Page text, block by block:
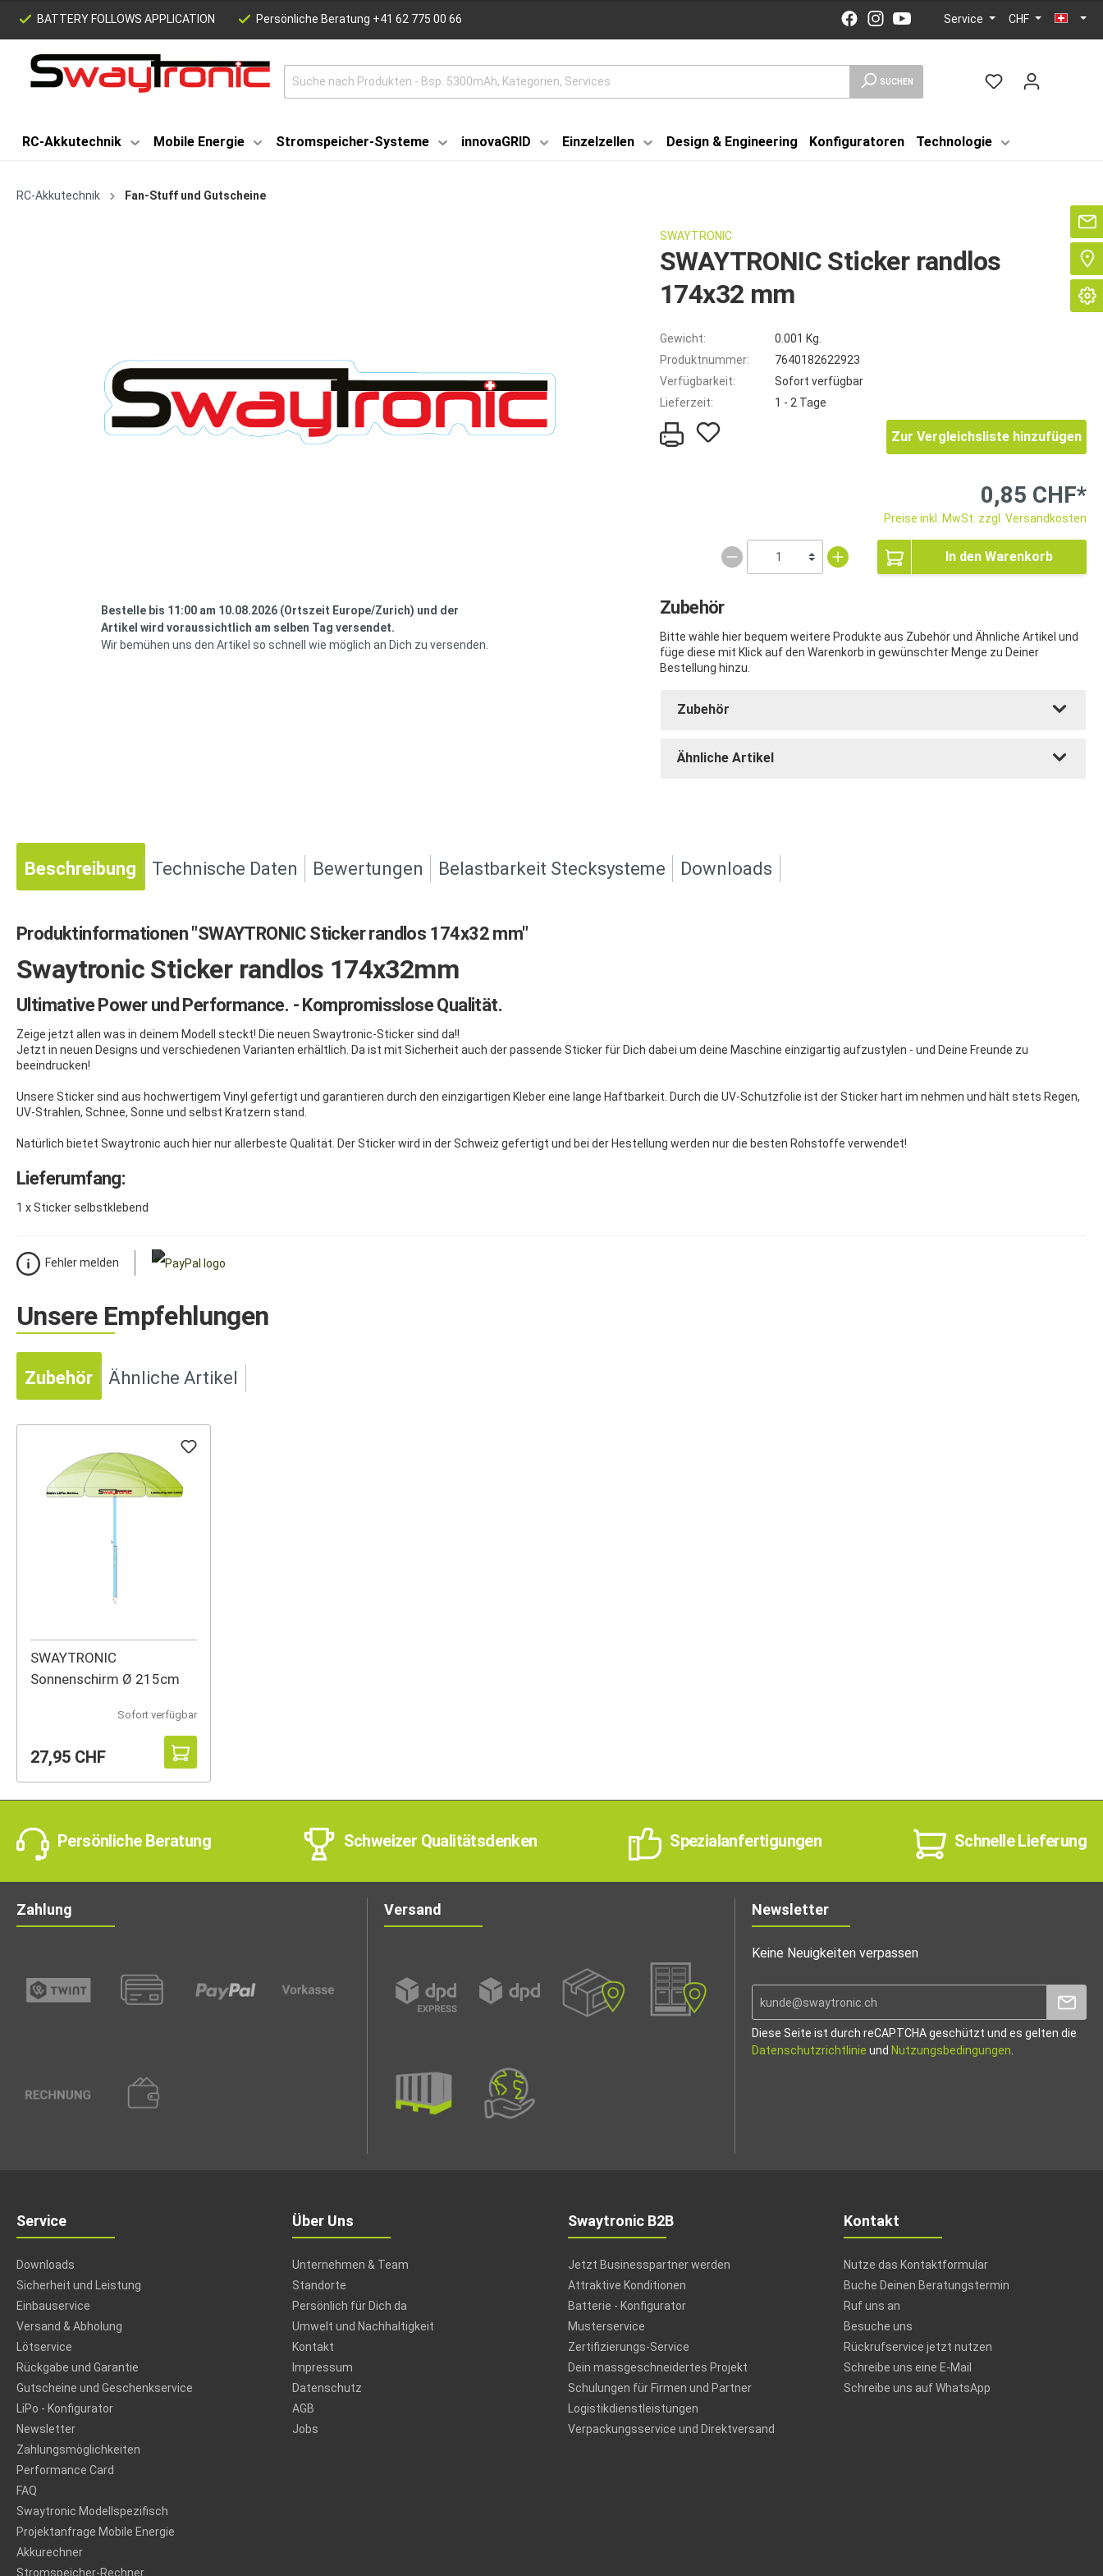
BATTERY FOLLOWS APPLICATION Persönliche Beratung +41 62 775 00 66 Service CHF
SUCHEN
RC-Akkutechnik Mobile Energie Stromspeicher-Systeme innovaGRID Einzelzellen Design & Engineering Konfiguratoren Technologie
RC-Akkutechnik Fan-Stuff und Gutscheine
Bestelle bis 11:00 am 10.08.2026 (Ortszeit Europe/Zurich) und der
Artikel wird voraussichtlich am selben Tag versendet.
Wir bemühen uns den Artikel so schnell wie möglich an Dich zu versenden.
SWAYTRONIC
SWAYTRONIC Sticker randlos
174x32 mm
Gewicht:
0.001 Kg.
Produktnummer:
7640182622923
Verfügbarkeit:
Sofort verfügbar
Lieferzeit:
1 - 2 Tage
Zur Vergleichsliste hinzufügen
0,85 CHF*
Preise inkl. MwSt. zzgl. Versandkosten
In den Warenkorb
Zubehör
Bitte wähle hier bequem weitere Produkte aus Zubehör und Ähnliche Artikel und
füge diese mit Klick auf den Warenkorb in gewünschter Menge zu Deiner
Bestellung hinzu.
Zubehör
Ähnliche Artikel
Beschreibung Technische Daten Bewertungen Belastbarkeit Stecksysteme Downloads
Produktinformationen "SWAYTRONIC Sticker randlos 174x32 mm"
Swaytronic Sticker randlos 174x32mm
Ultimative Power und Performance. - Kompromisslose Qualität.
Zeige jetzt allen was in deinem Modell steckt! Die neuen Swaytronic-Sticker sind da!!
Jetzt in neuen Designs und verschiedenen Varianten erhältlich. Da ist mit Sicherheit auch der passende Sticker für Dich dabei um deine Maschine einzigartig aufzustylen - und Deine Freunde zu
beeindrucken!
Unsere Sticker sind aus hochwertigem Vinyl gefertigt und garantieren durch den einzigartigen Kleber eine lange Haftbarkeit. Durch die UV-Schutzfolie ist der Sticker hart im nehmen und hält stets Regen,
UV-Strahlen, Schnee, Sonne und selbst Kratzern stand.
Natürlich bietet Swaytronic auch hier nur allerbeste Qualität. Der Sticker wird in der Schweiz gefertigt und bei der Hestellung werden nur die besten Rohstoffe verwendet!
Lieferumfang:
1 x Sticker selbstklebend
Fehler melden
Unsere Empfehlungen
Zubehör Ähnliche Artikel
SWAYTRONIC
Sonnenschirm Ø 215cm
Sofort verfügbar
27,95 CHF
Persönliche Beratung Schweizer Qualitätsdenken Spezialanfertigungen Schnelle Lieferung
Zahlung Versand Newsletter
Keine Neuigkeiten verpassen
Diese Seite ist durch reCAPTCHA geschützt und es gelten die
Datenschutzrichtlinie und Nutzungsbedingungen
Service
Downloads
Sicherheit und Leistung
Einbauservice
Versand & Abholung
Lötservice
Rückgabe und Garantie
Gutscheine und Geschenkservice
LiPo - Konfigurator
Newsletter
Zahlungsmöglichkeiten
Performance Card
FAQ
Swaytronic Modellspezifisch
Projektanfrage Mobile Energie
Akkurechner
Stromspeicher-Rechner
Über Uns
Unternehmen & Team
Standorte
Persönlich für Dich da
Umwelt und Nachhaltigkeit
Kontakt
Impressum
Datenschutz
AGB
Jobs
Swaytronic B2B
Jetzt Businesspartner werden
Attraktive Konditionen
Batterie - Konfigurator
Musterservice
Zertifizierungs-Service
Dein massgeschneidertes Projekt
Schulungen für Firmen und Partner
Logistikdienstleistungen
Verpackungsservice und Direktversand
Kontakt
Nutze das Kontaktformular
Buche Deinen Beratungstermin
Ruf uns an
Besuche uns
Rückrufservice jetzt nutzen
Schreibe uns eine E-Mail
Schreibe uns auf WhatsApp